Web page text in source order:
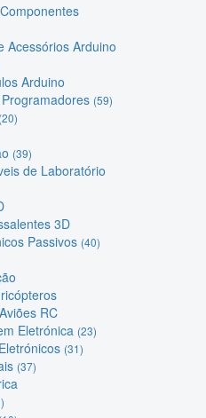
Acessórios Arduino
Arduino
(59)
(20)
(39)
de Laboratório
3D
Passivos (40)
RC
Eletrónica (23)
(31)
(37)